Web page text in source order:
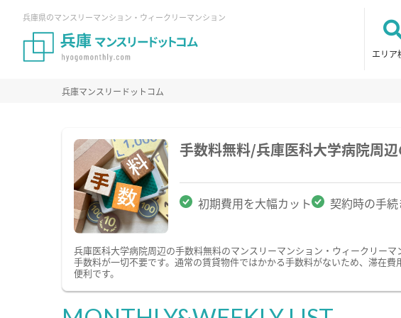
兵庫県のマンスリーマンション・ウィークリーマンション
エリア
兵庫マンスリードットコム
手数料無料/兵庫医科大学病院周
初期費用を大幅カット 契約時の手
兵庫医科大学病院周辺の手数料無料のマンスリーマンション・ウィークリー
手数料が一切不要です。通常の賃貸物件ではかかる手数料がないため、滞在
便利です。